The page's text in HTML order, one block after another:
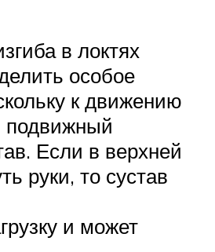
в локтях
особое
к движению
подвижный
Если в верхней
руки, то сустав
и может